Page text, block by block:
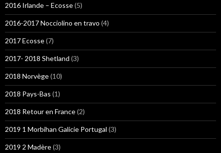
2016 Irlande – Ecosse(5)
2016-2017 Nocciolino en travo (4)
2017 Ecosse(7)
2017- 2018 Shetland (3)
2018 Norvège(10)
2018 Pays-Bas (1)
2018 Retour en France(2)
2019 1 Morbihan Galicie Portugal (3)
2019 2 Madère(3)